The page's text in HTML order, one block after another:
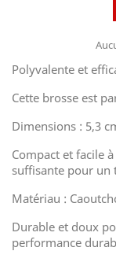
Polyvalente et
Cette brosse est
Dimensions : 5,3
Compact et facile
suffisante pour un
Matériau :
Durable et doux
performance